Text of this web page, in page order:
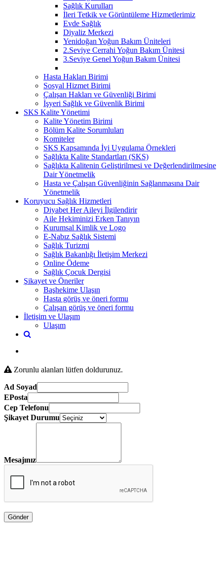
Sağlık Kurulları
İleri Tetkik ve Görüntüleme Hizmetlerimiz
Evde Sağlık
Diyaliz Merkezi
Yenidoğan Yoğun Bakım Üniteleri
2.Seviye Cerrahi Yoğun Bakım Ünitesi
3.Seviye Genel Yoğun Bakım Ünitesi
Hasta Hakları Birimi
Sosyal Hizmet Birimi
Çalışan Hakları ve Güvenliği Birimi
İşyeri Sağlık ve Güvenlik Birimi
SKS Kalite Yönetimi
Kalite Yönetim Birimi
Bölüm Kalite Sorumluları
Komiteler
SKS Kapsamında İyi Uygulama Örnekleri
Sağlıkta Kalite Standartları (SKS)
Sağlıkta Kalitenin Geliştirilmesi ve Değerlendirilmesine
Dair Yönetmelik
Hasta ve Çalışan Güvenliğinin Sağlanmasına Dair
Yönetmelik
Koruyucu Sağlık Hizmetleri
Diyabet Her Aileyi İlgilendirir
Aile Hekiminizi Erken Tanıyın
Kurumsal Kimlik ve Logo
E-Nabız Sağlık Sistemi
Sağlık Turizmi
Sağlık Bakanlığı İletişim Merkezi
Online Ödeme
Sağlık Çocuk Dergisi
Şikayet ve Öneriler
Başhekime Ulaşın
Hasta görüş ve öneri formu
Çalışan görüş ve öneri formu
İletişim ve Ulaşım
Ulaşım
Zorunlu alanları lütfen doldurunuz.
Ad Soyad
EPosta
Cep Telefonu
Şikayet Durumu
Mesajınız